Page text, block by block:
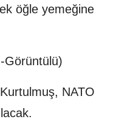
öğle yemeğine
Görüntülü)
NATO